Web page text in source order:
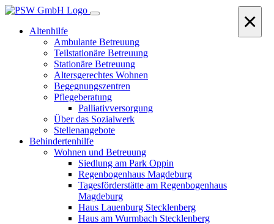
Altenhilfe
Ambulante Betreuung
Teilstationäre Betreuung
Stationäre Betreuung
Altersgerechtes Wohnen
Begegnungszentren
Pflegeberatung
Palliativversorgung
Über das Sozialwerk
Stellenangebote
Behindertenhilfe
Wohnen und Betreuung
Siedlung am Park Oppin
Regenbogenhaus Magdeburg
Tagesförderstätte am Regenbogenhaus
Magdeburg
Haus Lauenburg Stecklenberg
Haus am Wurmbach Stecklenberg
×